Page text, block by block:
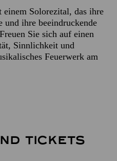
Solorezital, das ihre
und ihre beeindruckende
Sie sich auf einen
Sinnlichkeit und
Feuerwerk am
TICKETS